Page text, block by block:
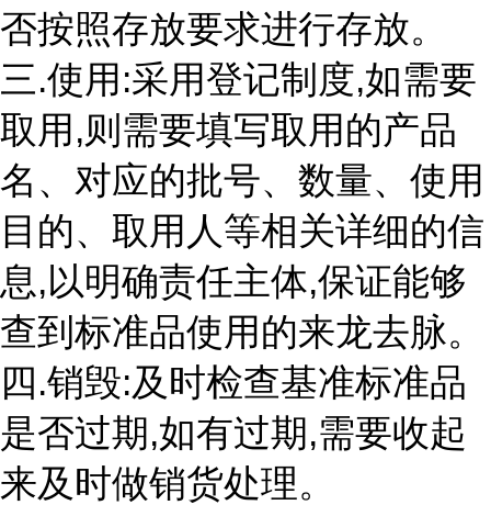
否按照存放要求进行存放。
三.使用:采用登记制度,如需要
取用,则需要填写取用的产品
名、对应的批号、数量、使用
目的、取用人等相关详细的信
息,以明确责任主体,保证能够
查到标准品使用的来龙去脉。
四.销毁:及时检查基准标准品
是否过期,如有过期,需要收起
来及时做销货处理。